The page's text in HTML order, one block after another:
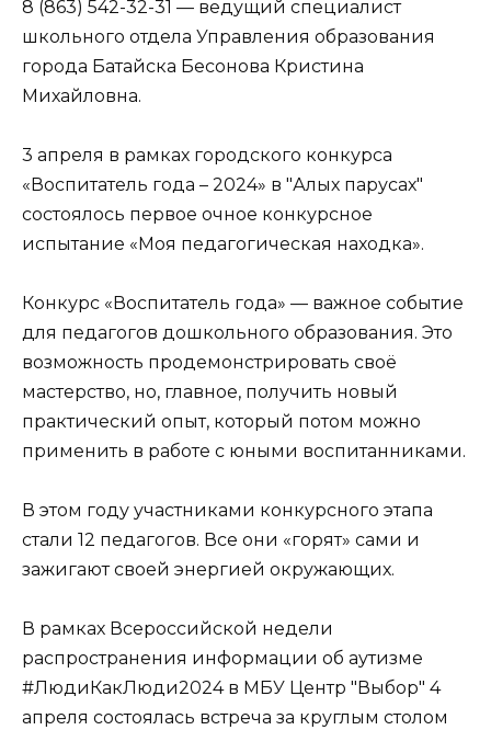
8 (863) 542-32-31 — ведущий специалист
школьного отдела Управления образования
города Батайска Бесонова Кристина
Михайловна.
3 апреля в рамках городского конкурса
«Воспитатель года – 2024» в "Алых парусах"
состоялось первое очное конкурсное
испытание «Моя педагогическая находка».
Конкурс «Воспитатель года» — важное событие
для педагогов дошкольного образования. Это
возможность продемонстрировать своё
мастерство, но, главное, получить новый
практический опыт, который потом можно
применить в работе с юными воспитанниками.
В этом году участниками конкурсного этапа
стали 12 педагогов. Все они «горят» сами и
зажигают своей энергией окружающих.
В рамках Всероссийской недели
распространения информации об аутизме
#ЛюдиКакЛюди2024 в МБУ Центр "Выбор" 4
апреля состоялась встреча за круглым столом